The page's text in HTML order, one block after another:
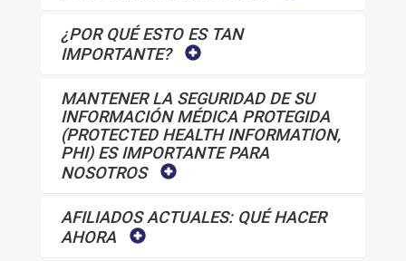
¿POR QUÉ ESTO ES TAN
IMPORTANTE?
MANTENER LA SEGURIDAD DE SU
INFORMACIÓN MÉDICA PROTEGIDA
(PROTECTED HEALTH INFORMATION,
PHI) ES IMPORTANTE PARA
NOSOTROS
AFILIADOS ACTUALES: QUÉ HACER
AHORA